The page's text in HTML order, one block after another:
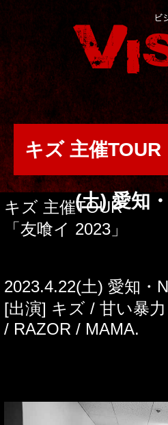
キズ 主催
(土) 愛知
キズ 主催TOUR
「友喰イ 2023」
2023.4.22(土) 愛知・
[出演] キズ / 甘い暴
/ RAZOR / MAMA.